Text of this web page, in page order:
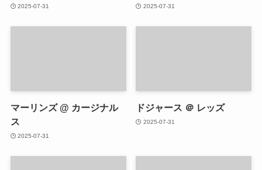
2025-07-31 2025-07-31
マーリンズ @ カージナル
ス
2025-07-31
ドジャース ＠ レッズ
2025-07-31